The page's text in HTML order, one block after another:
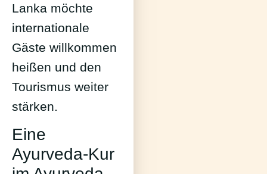
Lanka möchte
internationale
Gäste willkommen
heißen und den
Tourismus weiter
stärken.
Eine
Ayurveda-Kur